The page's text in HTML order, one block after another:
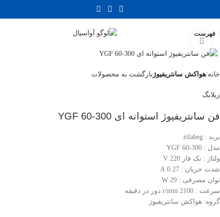
فهرست
خانه هواکش سانتریفیوژ بازگشت به محصولات
زیلابگ
فن سانتریفیوژ استوانه ای YGF 60-300
برند : zilabeg
مدل : YGF 60-300
ولتاژ : تک فاز 220 V
شدت جریان : 0.27 A
توان مصرفی : 29 W
سرعت : 2100 r/min دور در دقیقه
گروه: هواکش سانتریفیوژ